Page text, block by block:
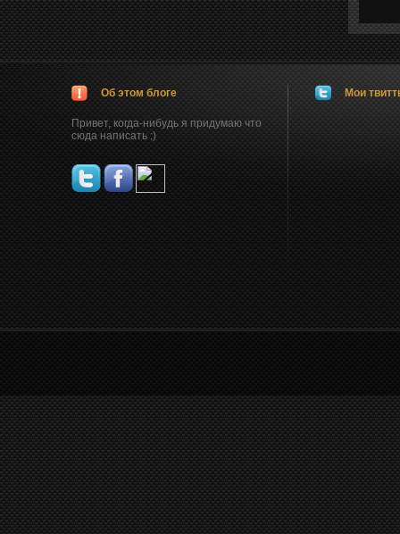
Об этом блоге
Привет, когда-нибудь я придумаю что
сюда написать :)
Мои